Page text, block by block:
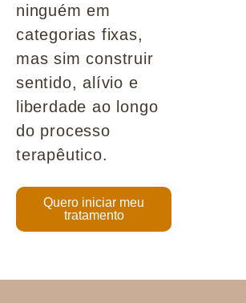
ninguém em
categorias fixas,
mas sim construir
sentido, alívio e
liberdade ao longo
do processo
terapêutico.
Quero iniciar meu
tratamento